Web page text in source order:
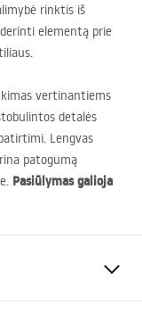
rinktis iš
elementą prie
vertinantiems
detalės
Lengvas
patogumą
Pasiūlymas galioja